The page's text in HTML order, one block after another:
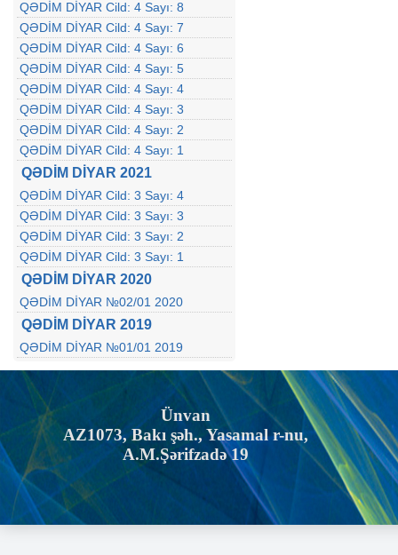
QƏDİM DİYAR Cild: 4 Sayı: 8
QƏDİM DİYAR Cild: 4 Sayı: 7
QƏDİM DİYAR Cild: 4 Sayı: 6
QƏDİM DİYAR Cild: 4 Sayı: 5
QƏDİM DİYAR Cild: 4 Sayı: 4
QƏDİM DİYAR Cild: 4 Sayı: 3
QƏDİM DİYAR Cild: 4 Sayı: 2
QƏDİM DİYAR Cild: 4 Sayı: 1
QƏDİM DİYAR 2021
QƏDİM DİYAR Cild: 3 Sayı: 4
QƏDİM DİYAR Cild: 3 Sayı: 3
QƏDİM DİYAR Cild: 3 Sayı: 2
QƏDİM DİYAR Cild: 3 Sayı: 1
QƏDİM DİYAR 2020
QƏDİM DİYAR №02/01 2020
QƏDİM DİYAR 2019
QƏDİM DİYAR №01/01 2019
Ünvan
AZ1073, Bakı şəh., Yasamal r-nu,
A.M.Şərifzadə 19